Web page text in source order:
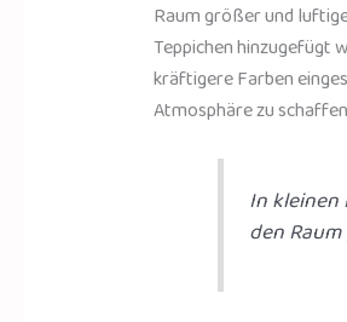
Raum größer und
Teppichen hinzugefügt
kräftigere Farben
Atmosphäre zu
In kleinen
den